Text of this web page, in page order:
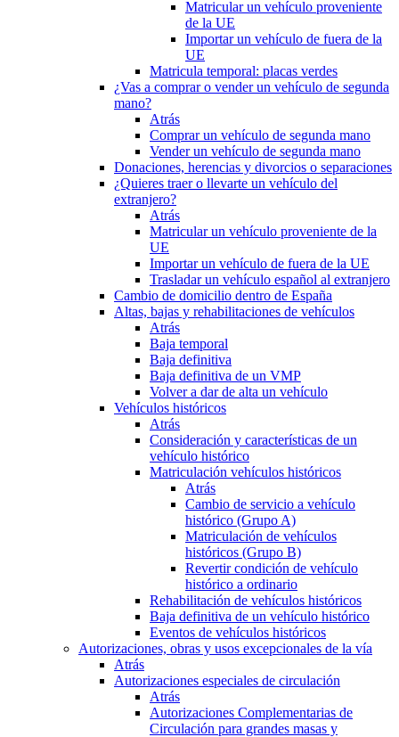
Matricular un vehículo proveniente
de la UE
Importar un vehículo de fuera de la
UE
Matricula temporal: placas verdes
¿Vas a comprar o vender un vehículo de segunda
mano?
Atrás
Comprar un vehículo de segunda mano
Vender un vehículo de segunda mano
Donaciones, herencias y divorcios o separaciones
¿Quieres traer o llevarte un vehículo del
extranjero?
Atrás
Matricular un vehículo proveniente de la
UE
Importar un vehículo de fuera de la UE
Trasladar un vehículo español al extranjero
Cambio de domicilio dentro de España
Altas, bajas y rehabilitaciones de vehículos
Atrás
Baja temporal
Baja definitiva
Baja definitiva de un VMP
Volver a dar de alta un vehículo
Vehículos históricos
Atrás
Consideración y características de un
vehículo histórico
Matriculación vehículos históricos
Atrás
Cambio de servicio a vehículo
histórico (Grupo A)
Matriculación de vehículos
históricos (Grupo B)
Revertir condición de vehículo
histórico a ordinario
Rehabilitación de vehículos históricos
Baja definitiva de un vehículo histórico
Eventos de vehículos históricos
Autorizaciones, obras y usos excepcionales de la vía
Atrás
Autorizaciones especiales de circulación
Atrás
Autorizaciones Complementarias de
Circulación para grandes masas y